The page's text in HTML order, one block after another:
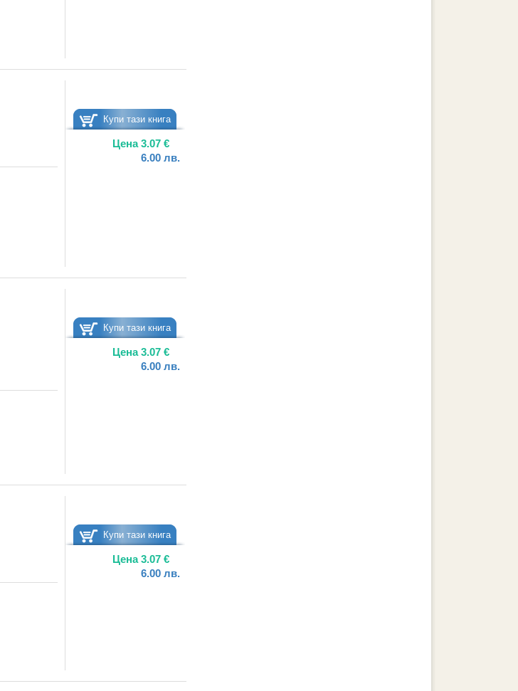
Купи тази книга
Цена3.07 €
6.00 лв.
Купи тази книга
Цена3.07 €
6.00 лв.
Купи тази книга
Цена3.07 €
6.00 лв.